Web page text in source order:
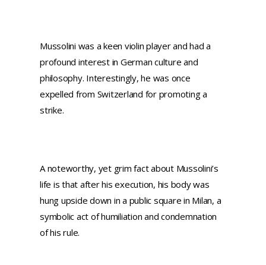
Mussolini was a keen violin player and had a
profound interest in German culture and
philosophy. Interestingly, he was once
expelled from Switzerland for promoting a
strike.
A noteworthy, yet grim fact about Mussolini’s
life is that after his execution, his body was
hung upside down in a public square in Milan, a
symbolic act of humiliation and condemnation
of his rule.